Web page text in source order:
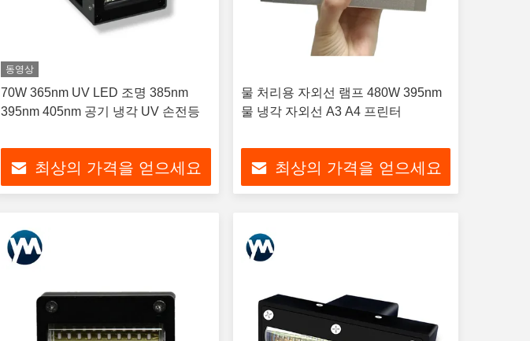
동영상
70W 365nm UV LED 조명 385nm
395nm 405nm 공기 냉각 UV 손전등
최상의 가격을 얻으세요
물 처리용 자외선 램프 480W 395nm
물 냉각 자외선 A3 A4 프린터
최상의 가격을 얻으세요